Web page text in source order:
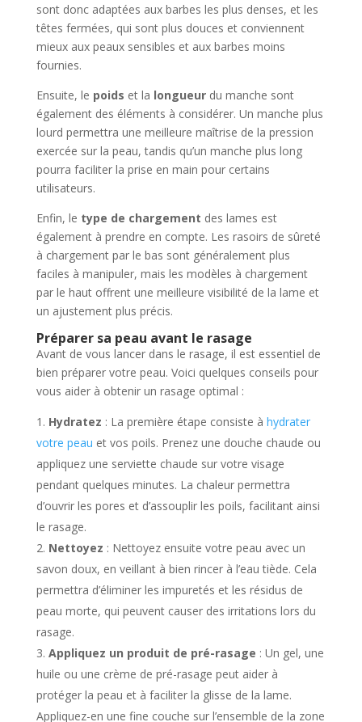
sont donc adaptées aux barbes les plus denses, et les
têtes fermées, qui sont plus douces et conviennent
mieux aux peaux sensibles et aux barbes moins
fournies.
Ensuite, le poids et la longueurdu manche sont
également des éléments à considérer. Un manche plus
lourd permettra une meilleure maîtrise de la pression
exercée sur la peau, tandis qu’un manche plus long
pourra faciliter la prise en main pour certains
utilisateurs.
Enfin, le type de chargement des lames est
également à prendre en compte. Les rasoirs de sûreté
à chargement par le bas sont généralement plus
faciles à manipuler, mais les modèles à chargement
par le haut offrent une meilleure visibilité de la lame et
un ajustement plus précis.
Préparer sa peau avant le rasage
Avant de vous lancer dans le rasage, il est essentiel de
bien préparer votre peau. Voici quelques conseils pour
vous aider à obtenir un rasage optimal :
Hydratez : La première étape consiste à hydrater
votre peau et vos poils. Prenez une douche chaude ou
appliquez une serviette chaude sur votre visage
pendant quelques minutes. La chaleur permettra
d’ouvrir les pores et d’assouplir les poils, facilitant ainsi
le rasage.
Nettoyez : Nettoyez ensuite votre peau avec un
savon doux, en veillant à bien rincer à l’eau tiède. Cela
permettra d’éliminer les impuretés et les résidus de
peau morte, qui peuvent causer des irritations lors du
rasage.
Appliquez un produit de pré-rasage : Un gel, une
huile ou une crème de pré-rasage peut aider à
protéger la peau et à faciliter la glisse de la lame.
Appliquez-en une fine couche sur l’ensemble de la zone